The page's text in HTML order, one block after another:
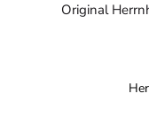
Original